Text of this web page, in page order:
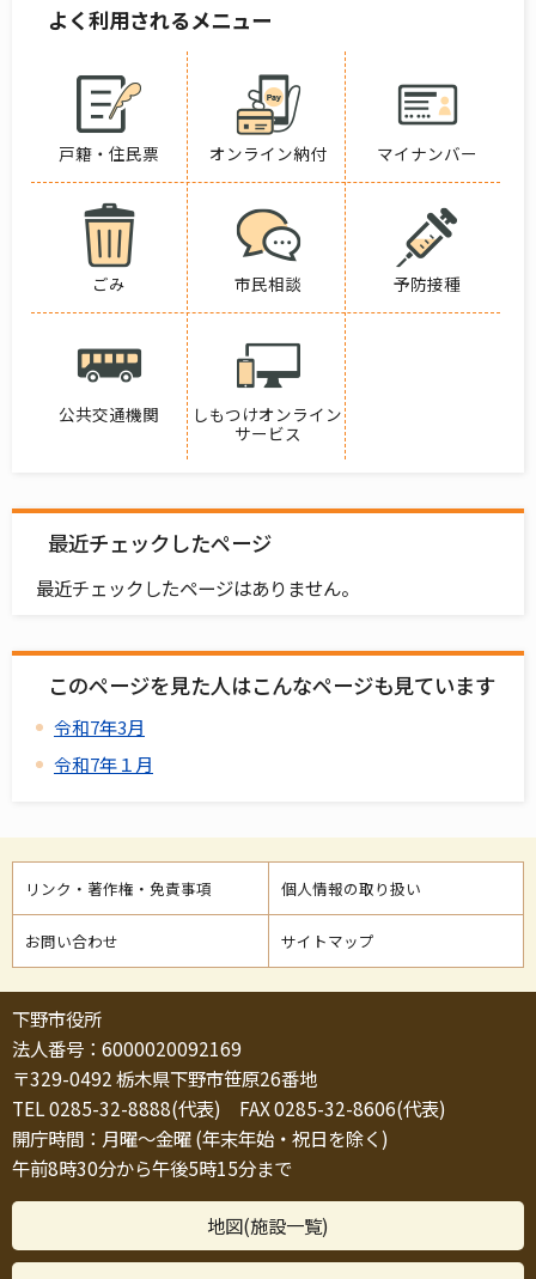
よく利用されるメニュー
戸籍・住民票 オンライン納付 マイナンバー
ごみ 市民相談 予防接種
公共交通機関
しもつけオンライン
サービス
最近チェックしたページ
最近チェックしたページはありません。
このページを見た人はこんなページも見ています
令和7年3月
令和7年１月
リンク・著作権・免責事項 個人情報の取り扱い
お問い合わせ サイトマップ
下野市役所
法人番号：6000020092169
〒329-0492 栃木県下野市笹原26番地
TEL 0285-32-8888(代表) FAX 0285-32-8606(代表)
開庁時間：月曜～金曜 (年末年始・祝日を除く)
午前8時30分から午後5時15分まで
地図(施設一覧)